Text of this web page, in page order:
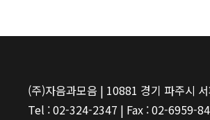
(주)자음과모음 | 10881 경기 파주시
Tel : 02-324-2347 | Fax : 02-6959-